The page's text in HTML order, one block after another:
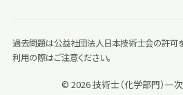
過去問題は公益社団法人日本技術士会の許可を
利用の際はご注意ください。
© 2026 技術士（化学部門）一